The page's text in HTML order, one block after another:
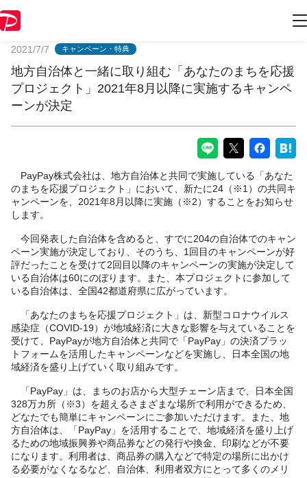
2021/7/7 キャンペーン・特典
地方自治体と一緒に取り組む「あなたのまちを応援
プロジェクト」2021年8月以降に実施するキャンペ
ーンが決定
PayPay株式会社は、地方自治体と共同で実施している「あなた
のまちを応援プロジェクト」において、新たに24（※1）の共同キ
ャンペーンを、2021年8月以降に実施（※2）することをお知らせ
します。
今回発表した自治体を含めると、すでに204の自治体でのキャン
ペーン実施が決定しており、そのうち、1回目のキャンペーンが好
評だったことを受けて2回目以降のキャンペーンの実施が決定して
いる自治体は60にのぼります。また、本プロジェクトに参加して
いる自治体は、全国42都道府県に広がっています。
「あなたのまちを応援プロジェクト」は、新型コロナウイルス
感染症（COVID-19）が地域経済に大きな影響を与えていることを
受けて、PayPayが地方自治体と共同で「PayPay」の決済プラッ
トフォームを活用したキャンペーンなどを実施し、日本全国の地
域経済を盛り上げていく取り組みです。
「PayPay」は、まちのお店から大型チェーン店まで、日本全国
328万カ所（※3）を超えるさまざまな場所で利用ができるため、
どなたでも簡単にキャンペーンにご参加いただけます。また、地
方自治体は、「PayPay」を活用することで、地域経済を盛り上げ
るための地域振興券や商品券などの発行や換金、印刷などが不要
になります。利用者は、商品券の購入などで特定の場所に出かけ
る必要がなくなるなど、自治体、利用者双方にとって多くのメリ